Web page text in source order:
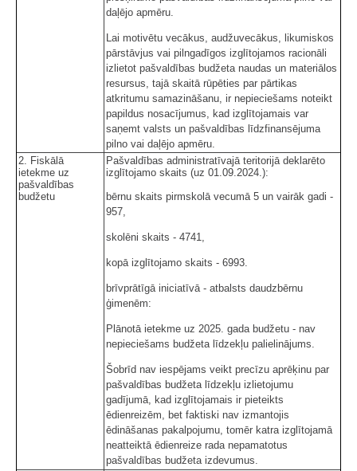
daļējo apmēru.
Lai motivētu vecākus, audžuvecākus, likumiskos
pārstāvjus vai pilngadīgos izglītojamos racionāli
izlietot pašvaldības budžeta naudas un materiālos
resursus, tajā skaitā rūpēties par pārtikas
atkritumu samazināšanu, ir nepieciešams noteikt
papildus nosacījumus, kad izglītojamais var
saņemt valsts un pašvaldības līdzfinansējuma
pilno vai daļējo apmēru.
2. Fiskālā
ietekme uz
pašvaldības
budžetu
Pašvaldības administratīvajā teritorijā deklarēto
izglītojamo skaits (uz 01.09.2024.):
bērnu skaits pirmskolā vecumā 5 un vairāk gadi -
957,
skolēni skaits - 4741,
kopā izglītojamo skaits - 6993.
brīvprātīgā iniciatīvā - atbalsts daudzbērnu
ģimenēm:
Plānotā ietekme uz 2025. gada budžetu - nav
nepieciešams budžeta līdzekļu palielinājums.
Šobrīd nav iespējams veikt precīzu aprēķinu par
pašvaldības budžeta līdzekļu izlietojumu
gadījumā, kad izglītojamais ir pieteikts
ēdienreizēm, bet faktiski nav izmantojis
ēdināšanas pakalpojumu, tomēr katra izglītojamā
neatteiktā ēdienreize rada nepamatotus
pašvaldības budžeta izdevumus.